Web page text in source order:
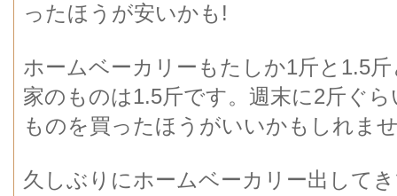
ったほうが安いかも!
ホームベーカリーもたしか1斤と1.5
家のものは1.5斤です。週末に2斤ぐ
ものを買ったほうがいいかもしれま
久しぶりにホームベーカリー出して